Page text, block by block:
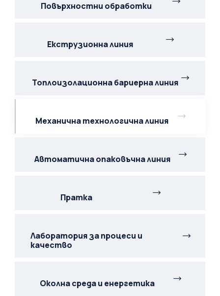
Повърхностни обработки
Екструзионна линия
Топлоизолационна бариерна линия
Механична технологична линия
Автоматична опаковъчна линия
Пратка
Лаборатория за процеси и
качество
Околна среда и енергетика